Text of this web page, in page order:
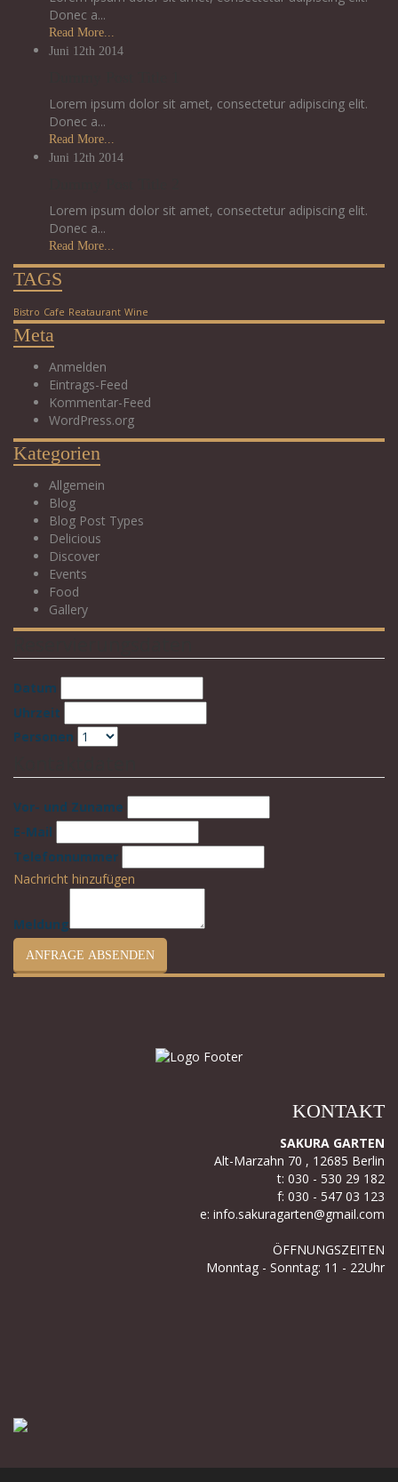
Donec a...
Read More...
Juni 12th 2014
Lorem ipsum dolor sit amet, consectetur adipiscing elit.
Donec a...
Read More...
Juni 12th 2014
Lorem ipsum dolor sit amet, consectetur adipiscing elit.
Donec a...
Read More...
TAGS
Bistro Cafe Reataurant Wine
Meta
Anmelden
Eintrags-Feed
Kommentar-Feed
WordPress.org
Kategorien
Allgemein
Blog
Blog Post Types
Delicious
Discover
Events
Food
Gallery
Datum
Uhrzeit
Personen
Vor- und Zuname
E-Mail
Telefonnummer
Nachricht hinzufügen
Meldung
ANFRAGE ABSENDEN
KONTAKT
SAKURA GARTEN
Alt-Marzahn 70 , 12685 Berlin
t: 030 - 530 29 182
f: 030 - 547 03 123
e: info.sakuragarten@gmail.com
ÖFFNUNGSZEITEN
Monntag - Sonntag: 11 - 22Uhr